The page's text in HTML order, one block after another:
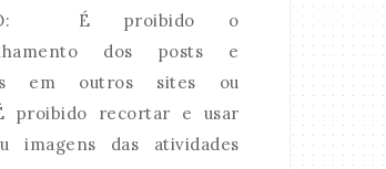
É proibido o
dos posts e
em outros sites ou
proibido recortar e usar
imagens das atividades